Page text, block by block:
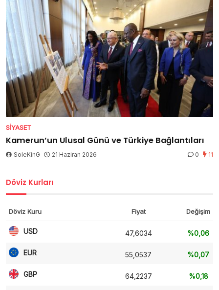
SIYASET
Kamerun’un Ulusal Günü ve Türkiye Bağlantıları
SoleKinG 21 Haziran 2026 0 11
Döviz Kurları
Döviz Kuru Fiyat Değişim
USD 47,6034 %0,06
EUR 55,0537 %0,07
GBP 64,2237 %0,18